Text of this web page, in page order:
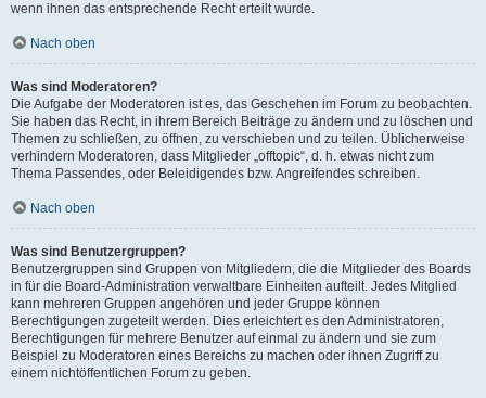
wenn ihnen das entsprechende Recht erteilt wurde.
Nach oben
Was sind Moderatoren?
Die Aufgabe der Moderatoren ist es, das Geschehen im Forum zu beobachten.
Sie haben das Recht, in ihrem Bereich Beiträge zu ändern und zu löschen und
Themen zu schließen, zu öffnen, zu verschieben und zu teilen. Üblicherweise
verhindern Moderatoren, dass Mitglieder „offtopic“, d. h. etwas nicht zum
Thema Passendes, oder Beleidigendes bzw. Angreifendes schreiben.
Nach oben
Was sind Benutzergruppen?
Benutzergruppen sind Gruppen von Mitgliedern, die die Mitglieder des Boards
in für die Board-Administration verwaltbare Einheiten aufteilt. Jedes Mitglied
kann mehreren Gruppen angehören und jeder Gruppe können
Berechtigungen zugeteilt werden. Dies erleichtert es den Administratoren,
Berechtigungen für mehrere Benutzer auf einmal zu ändern und sie zum
Beispiel zu Moderatoren eines Bereichs zu machen oder ihnen Zugriff zu
einem nichtöffentlichen Forum zu geben.